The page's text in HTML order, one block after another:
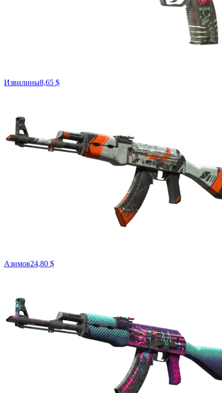
Извилины8,65 $
Азимов24,80 $